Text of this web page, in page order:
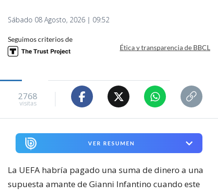
Sábado 08 Agosto, 2026 | 09:52
Seguimos criterios de
Ética y transparencia de BBCL
2768
visitas
VER RESUMEN
La UEFA habría pagado una suma de dinero a una
supuesta amante de Gianni Infantino cuando este